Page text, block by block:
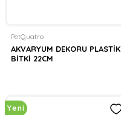
PetQuatro
AKVARYUM DEKORU PLASTİK
BİTKİ 22CM
Yeni